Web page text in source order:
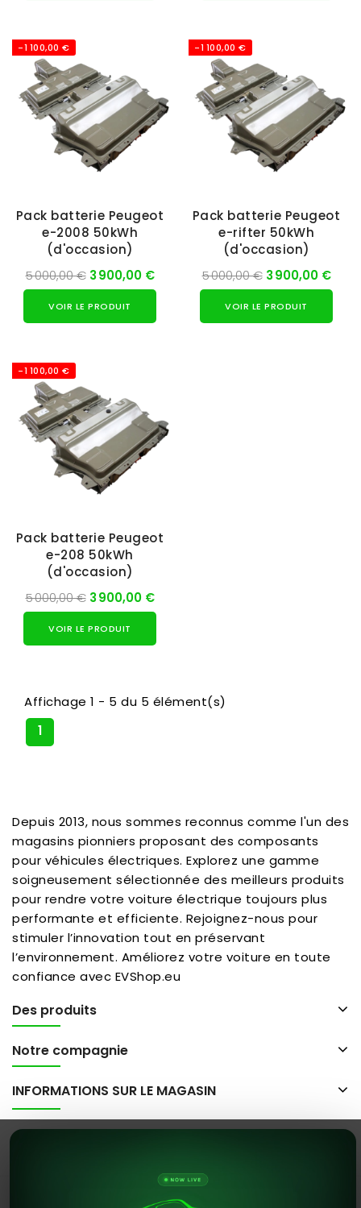
-1 100,00 €
Pack batterie Peugeot
e-2008 50kWh
(d'occasion)
5 000,00 € 3 900,00 €
VOIR LE PRODUIT
-1 100,00 €
Pack batterie Peugeot
e-rifter 50kWh
(d'occasion)
5 000,00 € 3 900,00 €
VOIR LE PRODUIT
-1 100,00 €
Pack batterie Peugeot
e-208 50kWh
(d'occasion)
5 000,00 € 3 900,00 €
VOIR LE PRODUIT
Affichage 1 - 5 du 5 élément(s)
1
Depuis 2013, nous sommes reconnus comme l'un des
magasins pionniers proposant des composants
pour véhicules électriques. Explorez une gamme
soigneusement sélectionnée des meilleurs produits
pour rendre votre voiture électrique toujours plus
performante et efficiente. Rejoignez-nous pour
stimuler l’innovation tout en préservant
l’environnement. Améliorez votre voiture en toute
confiance avec EVShop.eu
Des produits
Notre compagnie
INFORMATIONS SUR LE MAGASIN
© 2026 - evshop.eu Tous droits réservés.